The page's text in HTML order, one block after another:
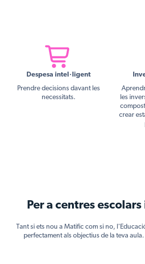
Despesa intel·ligent
Prendre decisions davant les
necessitats.
les
crear
Per a centres
Tant si ets nou a Matific com si no,
perfectament als objectius de la teva